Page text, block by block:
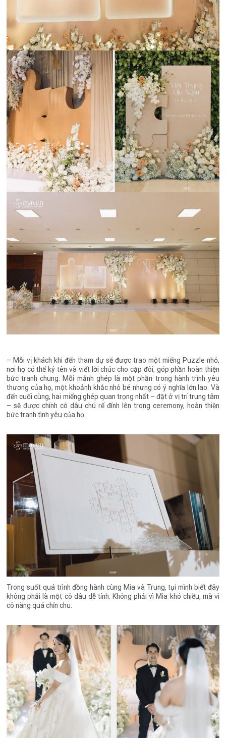
– Mỗi vị khách khi đến tham dự sẽ được trao một miếng Puzzle nhỏ,
nơi họ có thể ký tên và viết lời chúc cho cặp đôi, góp phần hoàn thiện
bức tranh chung. Mỗi mảnh ghép là một phần trong hành trình yêu
thương của họ, một khoảnh khắc nhỏ bé nhưng có ý nghĩa lớn lao. Và
đến cuối cùng, hai miếng ghép quan trọng nhất – đặt ở vị trí trung tâm
– sẽ được chính cô dâu chú rể đính lên trong ceremony, hoàn thiện
bức tranh tình yêu của họ.
Trong suốt quá trình đồng hành cùng Mia và Trung, tụi mình biết đây
không phải là một cô dâu dễ tính. Không phải vì Mia khó chiều, mà vì
cô nàng quá chỉn chu.